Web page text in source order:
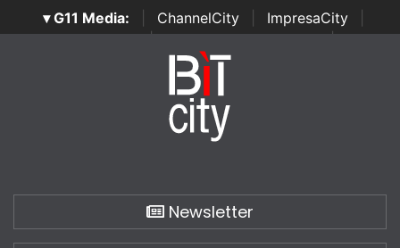
▾ G11 Media: ChannelCity ImpresaCity
SecurityOpenLab | Italian Channel Awards | Italian
Italian Security Awards
Newsletter